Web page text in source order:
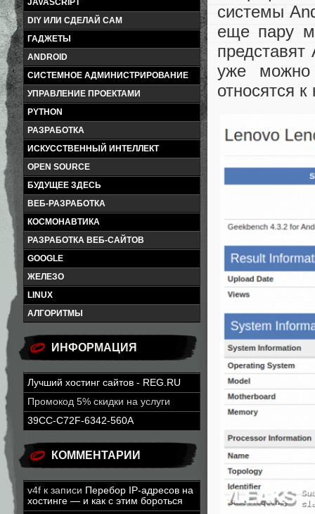
JAVASCRIPT
DIY ИЛИ СДЕЛАЙ САМ
ГАДЖЕТЫ
ANDROID
СИСТЕМНОЕ АДМИНИСТРИРОВАНИЕ
УПРАВЛЕНИЕ ПРОЕКТАМИ
PYTHON
РАЗРАБОТКА
ИСКУССТВЕННЫЙ ИНТЕЛЛЕКТ
OPEN SOURCE
БУДУЩЕЕ ЗДЕСЬ
ВЕБ-РАЗРАБОТКА
КОСМОНАВТИКА
РАЗРАБОТКА ВЕБ-САЙТОВ
GOOGLE
ЖЕЛЕЗО
LINUX
АЛГОРИТМЫ
ИНФОРМАЦИЯ
Лучший хостинг сайтов - REG.RU
Промокод 5% скидки на услуги
39CC-C72F-6342-560A
КОММЕНТАРИИ
v4f к записи Перебор IP-адресов на
хостинге — и как с этим бороться
системы
еще пару
уже можно
относятся